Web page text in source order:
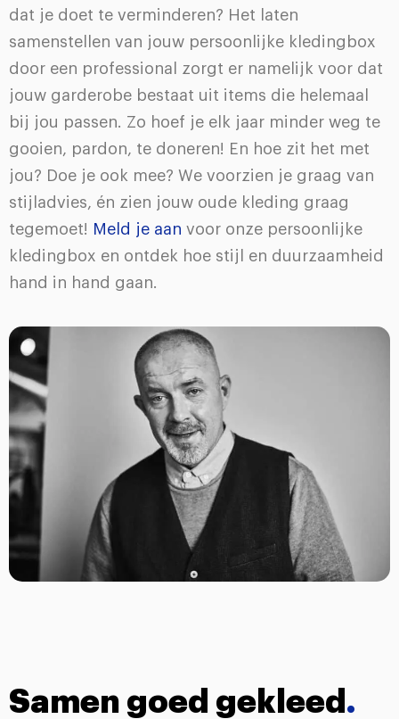
dat je doet te verminderen? Het laten
samenstellen van jouw persoonlijke kledingbox
door een professional zorgt er namelijk voor dat
jouw garderobe bestaat uit items die helemaal
bij jou passen. Zo hoef je elk jaar minder weg te
gooien, pardon, te doneren! En hoe zit het met
jou? Doe je ook mee? We voorzien je graag van
stijladvies, én zien jouw oude kleding graag
tegemoet! Meld je aan voor onze persoonlijke
kledingbox en ontdek hoe stijl en duurzaamheid
hand in hand gaan.
Samen goed gekleed .